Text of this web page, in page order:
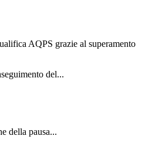
AQPS grazie al superamento
del...
della pausa...